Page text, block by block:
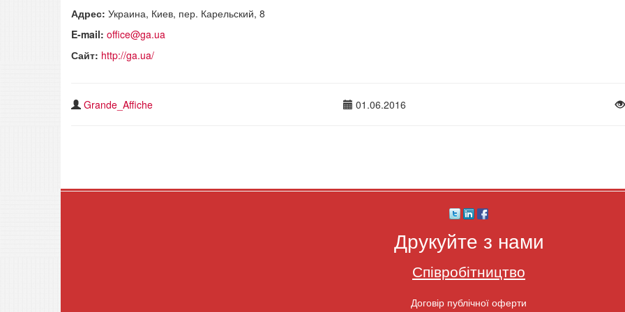
Адрес: Украина, Киев, пер. Карельский, 8
E-mail: office@ga.ua
Сайт: http://ga.ua/
Grande_Affiche 01.06.2016
Друкуйте з нами
Співробітництво
Договір публічної оферти